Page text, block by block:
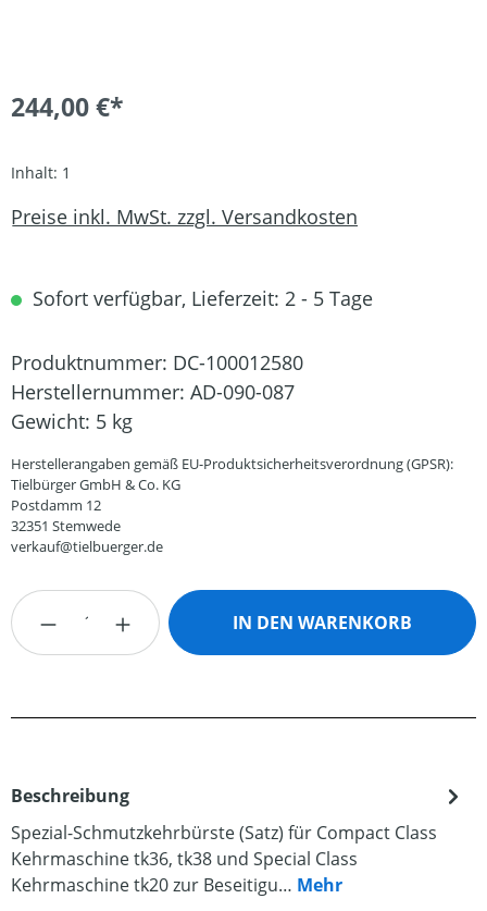
244,00 €*
Inhalt: 1
Preise inkl. MwSt. zzgl. Versandkosten
Sofort verfügbar, Lieferzeit: 2 - 5 Tage
Produktnummer: DC-100012580
Herstellernummer: AD-090-087
Gewicht: 5 kg
Herstellerangaben gemäß EU-Produktsicherheitsverordnung (GPSR):
Tielbürger GmbH & Co. KG
Postdamm 12
32351 Stemwede
verkauf@tielbuerger.de
Produkt Anzahl: Gib den gewünschten
IN DEN WARENKORB
Beschreibung
Spezial-Schmutzkehrbürste (Satz) für Compact Class
Kehrmaschine tk36, tk38 und Special Class
Kehrmaschine tk20 zur Beseitigu… Mehr